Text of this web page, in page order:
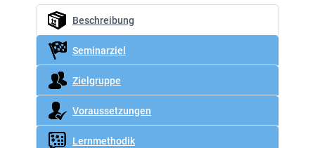
Beschreibung
Seminarziel
Zielgruppe
Voraussetzungen
Lernmethodik